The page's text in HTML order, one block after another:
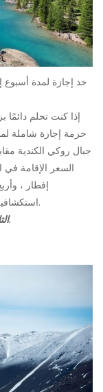
خذ إجازة لمدة
إذا كنت تحلم دائمًا
السعر الإقامة في
إفطار ،
استكشافية تسلط الضوء على بعض أروع ميزات جبال روكي.
هذه واحدة من أشهر وجهات السفر في العالم.